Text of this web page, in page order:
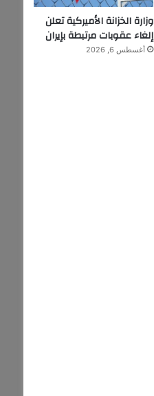
وزارة الخزانة الأميركية تعلن
إلغاء عقوبات مرتبطة بإيران
أغسطس 6, 2026